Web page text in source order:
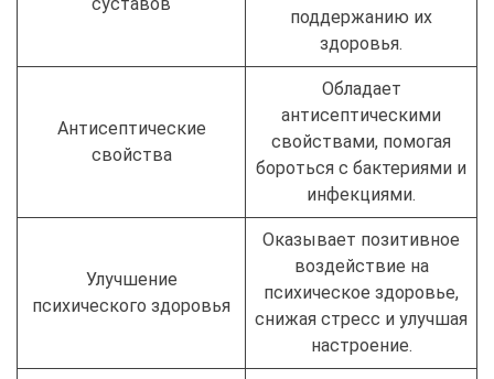
поддержанию их
здоровья.
Антисептические
свойства
Обладает
антисептическими
свойствами, помогая
бороться с бактериями и
инфекциями.
Улучшение
психического здоровья
Оказывает позитивное
воздействие на
психическое здоровье,
снижая стресс и улучшая
настроение.